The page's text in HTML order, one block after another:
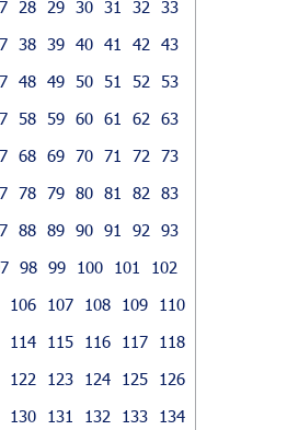
28 29 30 31 32
33
38 39 40 41 42
43
48 49 50 51 52
53
58 59 60 61 62
63
68 69 70 71 72
73
78 79 80 81 82
83
88 89 90 91 92
93
98 99 100 101
102
106 107 108 109
110
114 115 116 117
118
122 123 124 125
126
130 131 132 133
134